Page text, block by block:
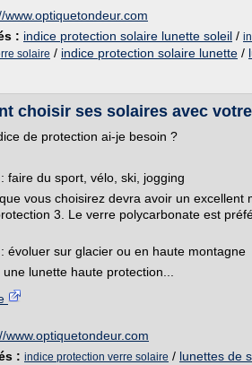
www.optiquetondeur.com
: indice protection solaire lunette soleil /
solaire / indice protection solaire lunette /
choisir ses solaires avec
de protection ai-je besoin ?
faire du sport, vélo, ski, jogging
vous choisirez devra avoir un excellent
3. Le verre polycarbonate est
évoluer sur glacier ou en haute montagne
lunette haute protection...
www.optiquetondeur.com
: indice protection verre solaire / lunettes de